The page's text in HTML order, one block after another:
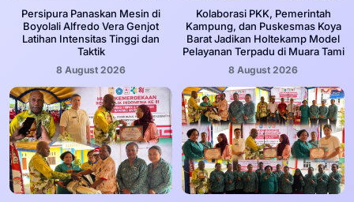
Persipura Panaskan Mesin di
Boyolali Alfredo Vera Genjot
Latihan Intensitas Tinggi dan
Taktik
8 August 2026
Kolaborasi PKK, Pemerintah
Kampung, dan Puskesmas Koya
Barat Jadikan Holtekamp Model
Pelayanan Terpadu di Muara Tami
8 August 2026